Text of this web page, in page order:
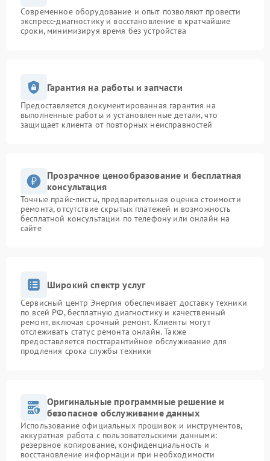
Современное оборудование и опыт позволяют провести
экспресс-диагностику и восстановление в кратчайшие
сроки, минимизируя время без устройства
Гарантия на работы и запчасти
Предоставляется документированная гарантия на
выполненные работы и установленные детали, что
защищает клиента от повторных неисправностей
Прозрачное ценообразование и бесплатная
консультация
Точные прайс-листы, предварительная оценка стоимости
ремонта, отсутствие скрытых платежей и возможность
бесплатной консультации по телефону или онлайн на
сайте
Широкий спектр услуг
Сервисный центр Энергия обеспечивает доставку техники
по всей РФ, бесплатную диагностику и качественный
ремонт, включая срочный ремонт. Клиенты могут
отслеживать статус ремонта онлайн. Также
предоставляется постгарантийное обслуживание для
продления срока службы техники
Оригинальные программные решение и
безопасное обслуживание данных
Использование официальных прошивок и инструментов,
аккуратная работа с пользовательскими данными:
резервное копирование, конфиденциальность и
восстановление информации при необходимости